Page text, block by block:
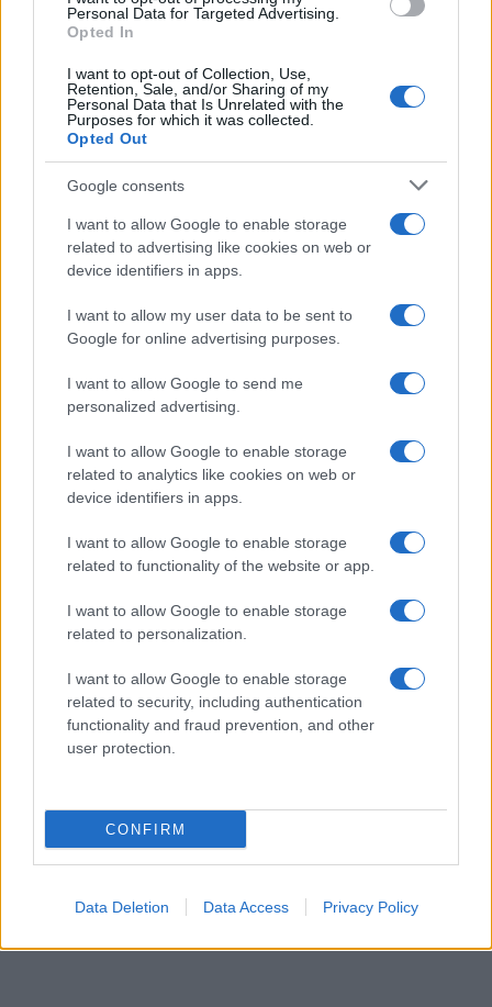
Personal Data for Targeted Advertising.
Opted In
I want to opt-out of Collection, Use,
Retention, Sale, and/or Sharing of my
Personal Data that Is Unrelated with the
Purposes for which it was collected.
Opted Out
Google consents
I want to allow Google to enable storage
related to advertising like cookies on web or
device identifiers in apps.
I want to allow my user data to be sent to
Google for online advertising purposes.
I want to allow Google to send me
personalized advertising.
I want to allow Google to enable storage
related to analytics like cookies on web or
device identifiers in apps.
I want to allow Google to enable storage
related to functionality of the website or app.
I want to allow Google to enable storage
related to personalization.
I want to allow Google to enable storage
related to security, including authentication
functionality and fraud prevention, and other
user protection.
CONFIRM
Data Deletion Data Access Privacy Policy
fermentazione, gran parte degli zuccheri e degli
amidi viene consumata dai microrganismi,
rendendo l’impasto meno impattante sulla glicemia.
Questo è un aspetto particolarmente importante
per chi deve monitorare il livello di zucchero nel
sangue. Inoltre, il pane fatto con lievito madre ha
una durata maggiore grazie alle sue proprietà
antimicrobiche naturali, che rallentano la
formazione di muffe.
Un legame tra generazioni
Avere un lievito madre in casa significa custodire
una tradizione. Che tu l’abbia ricevuto in dono dalla
nonna o che tu stia iniziando questa pratica da
solo, stai creando un legame speciale che può
essere tramandato. È un modo per connettersi con
la propria storia e con la cultura culinaria. Ogni
volta che prepari un impasto, stai vivendo un
momento di condivisione e passione che può
arricchire la tua vita e quella delle persone a te